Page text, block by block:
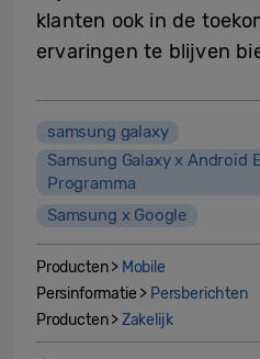
klanten ook in de
ervaringen te blijven
samsung galaxy
Samsung Galaxy x Android
Programma
Samsung x Google
Producten > Mobile
Persinformatie > Persberichten
Producten >Zakelijk